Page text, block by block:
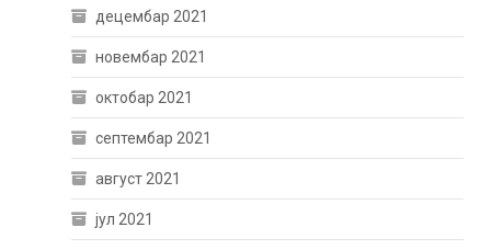
децембар 2021
новембар 2021
октобар 2021
септембар 2021
август 2021
јул 2021